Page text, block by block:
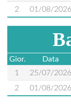
2
01/08/2026
Gior. Data
1
25/07/2026
2
01/08/2026